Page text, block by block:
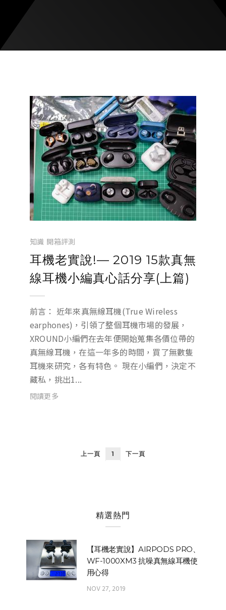
知識 開箱評測
耳機老實說!— 2019 15款真無
線耳機小編真心話分享(上篇)
前言： 近年來真無線耳機(True Wireless
earphones)，引領了整個耳機市場的發展，
XROUND小編們在去年便開始蒐集各價位帶的
真無線耳機，在這一年多的時間，買了無數隻
耳機來研究，各有特色。 現在小編們，決定不
藏私，挑出1...
閱讀更多
上一頁 1 下一頁
精選熱門
【耳機老實說】AIRPODS PRO、
WF-1000XM3 抗噪真無線耳機使
用心得
NOV 27, 2019